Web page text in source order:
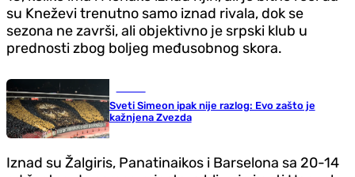
su Kneževi trenutno samo iznad rivala, dok se
sezona ne završi, ali objektivno je srpski klub u
prednosti zbog boljeg međusobnog skora.
Sveti Simeon ipak nije razlog: Evo zašto je
kažnjena Zvezda
Iznad su Žalgiris, Panatinaikos i Barselona sa 20-14